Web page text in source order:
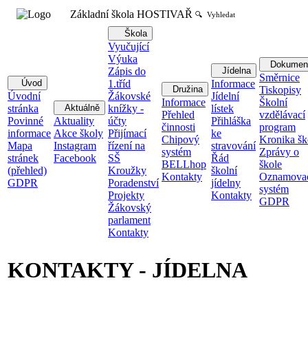
Základní škola HOSTIVAŘ 🔍 Vyhledat
Úvod
Úvodní
stránka
Povinné
informace
Mapa
stránek
(přehled)
GDPR
Aktuálně
Aktuality
Akce školy
Instagram
Facebook
Škola
Vyučující
Výuka
Zápis do
1.tříd
Žákovské
knížky -
účty
Přijímací
řízení na
SŠ
Kroužky
Poradenství
Projekty
Žákovský
parlament
Kontakty
Družina
Informace
Přehled
činnosti
Chipový
systém
BELLhop
Kontakty
Jídelna
Informace
Jídelní
lístek
Přihláška
ke
stravování
Řád
školní
jídelny
Kontakty
Směrnice
Tiskopisy
Školní
vzdělávací
program
Kronika
Zprávy o
škole
systém
GDPR
KONTAKTY - JÍDELNA